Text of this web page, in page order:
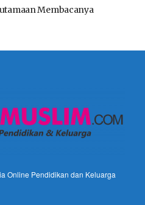
Membacanya
Online Pendidikan dan Keluarga